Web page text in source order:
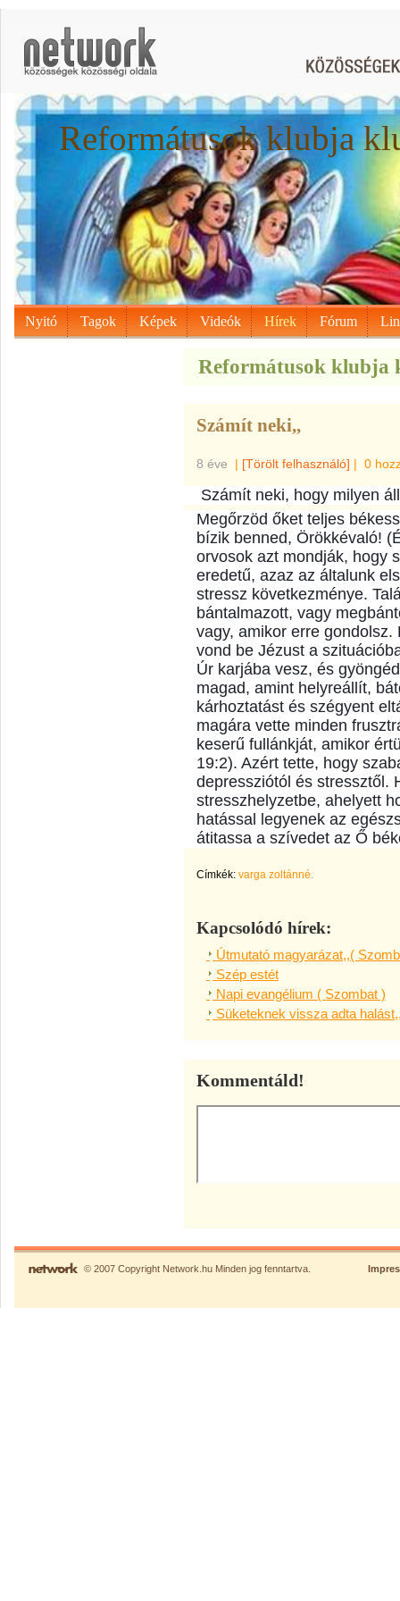
Reformátusok klubja
Nyitó Tagok Képek Videók Hírek Fórum
Reformátusok klubja
Számít neki,,
8 éve | [Törölt felhasználó] | 0
Számít neki, hogy milyen
Megőrzöd őket teljes
bízik benned, Örökkévaló!
orvosok azt mondják, hogy
eredetű, azaz az általunk
stressz következménye.
bántalmazott, vagy
vagy, amikor erre
vond be Jézust a
Úr karjába vesz, és
magad, amint helyreállít,
kárhoztatást és szégyent
magára vette minden
keserű fullánkját, amikor
19:2). Azért tette, hogy
depressziótól és stressztől.
stresszhelyzetbe, ahelyett
hatással legyenek az
átitassa a szívedet az Ő
Címkék: varga zoltánné.
Kapcsolódó hírek:
Útmutató magyarázat,,(
Szép estét
Napi evangélium ( Szombat )
Süketeknek vissza adta
Kommentáld!
© 2007 Copyright Network.hu Minden jog fenntartva.